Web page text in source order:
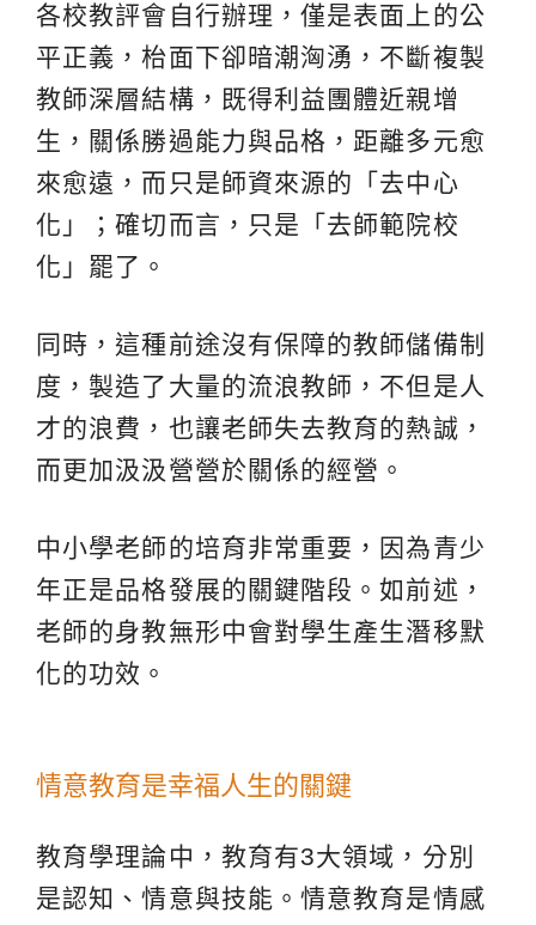
各校教評會自行辦理，僅是表面上的公
平正義，枱面下卻暗潮洶湧，不斷複製
教師深層結構，既得利益團體近親增
生，關係勝過能力與品格，距離多元愈
來愈遠，而只是師資來源的「去中心
化」；確切而言，只是「去師範院校
化」罷了。
同時，這種前途沒有保障的教師儲備制
度，製造了大量的流浪教師，不但是人
才的浪費，也讓老師失去教育的熱誠，
而更加汲汲營營於關係的經營。
中小學老師的培育非常重要，因為青少
年正是品格發展的關鍵階段。如前述，
老師的身教無形中會對學生產生潛移默
化的功效。
情意教育是幸福人生的關鍵
教育學理論中，教育有3大領域，分別
是認知、情意與技能。情意教育是情感